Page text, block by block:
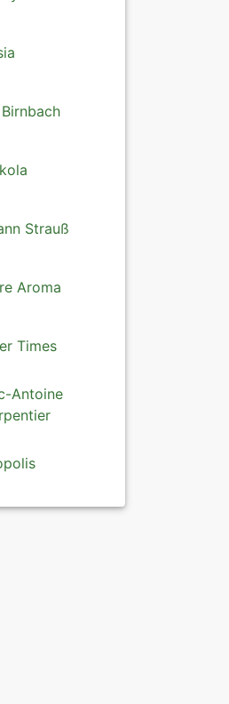
Strauß
Aroma
Times
Antoine